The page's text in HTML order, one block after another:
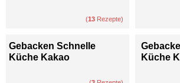
(13 Rezepte)
Gebacken Schnelle
Küche Kakao
Küche